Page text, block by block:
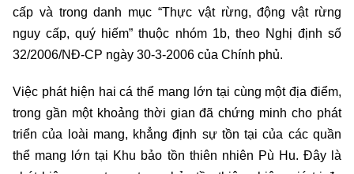
cấp và trong danh mục “Thực vật rừng, động vật rừng
nguy cấp, quý hiếm” thuộc nhóm 1b, theo Nghị định số
32/2006/NĐ-CP ngày 30-3-2006 của Chính phủ.
Việc phát hiện hai cá thể mang lớn tại cùng một địa điểm,
trong gần một khoảng thời gian đã chứng minh cho phát
triển của loài mang, khẳng định sự tồn tại của các quần
thể mang lớn tại Khu bảo tồn thiên nhiên Pù Hu. Đây là